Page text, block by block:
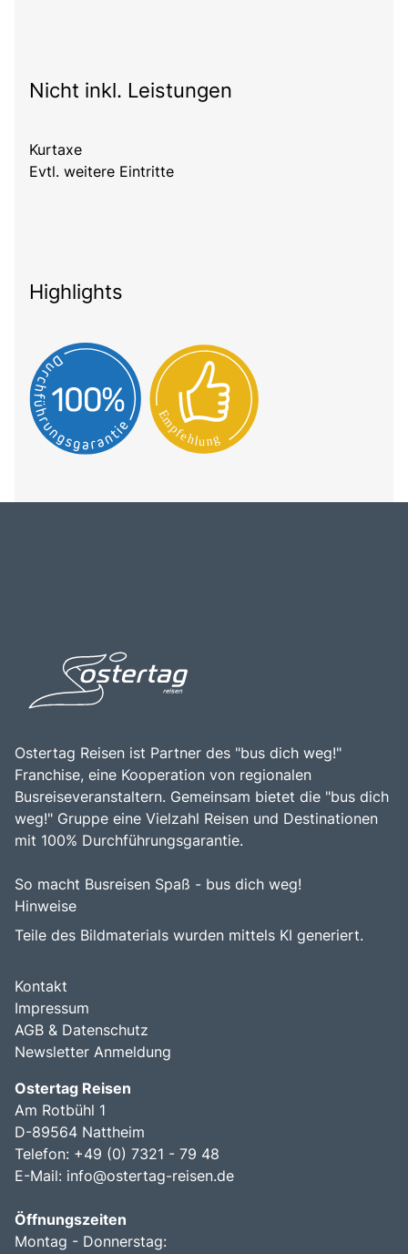
Nicht inkl. Leistungen
Kurtaxe
Evtl. weitere Eintritte
Highlights
Ostertag Reisen ist Partner des "bus dich weg!"
Franchise, eine Kooperation von regionalen
Busreiseveranstaltern. Gemeinsam bietet die "bus dich
weg!" Gruppe eine Vielzahl Reisen und Destinationen
mit 100% Durchführungsgarantie.
So macht Busreisen Spaß - bus dich weg!
Hinweise
Teile des Bildmaterials wurden mittels KI generiert.
Kontakt
Impressum
AGB & Datenschutz
Newsletter Anmeldung
Ostertag Reisen
Am Rotbühl 1
D-89564 Nattheim
Telefon: +49 (0) 7321 - 79 48
E-Mail: info@ostertag-reisen.de
Öffnungszeiten
Montag - Donnerstag: